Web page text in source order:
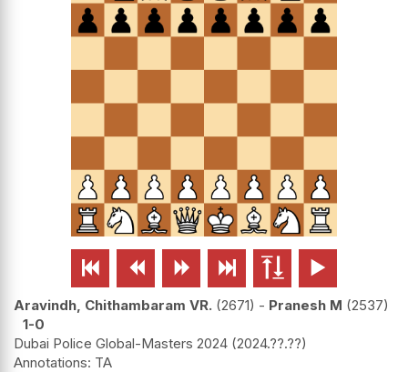
     
Aravindh, Chithambaram VR. 2671 - Pranesh M 2537
1-0
Dubai Police Global-Masters 2024 2024.??.??
TA